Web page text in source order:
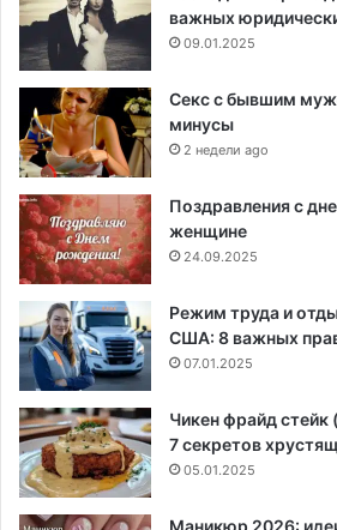
важных
09.01.2025
Секс с бывшим
минусы
2 недели ago
Поздравления с
женщине
24.09.2025
Режим труда и
США: 8 важных
07.01.2025
Чикен фрайд стейк
7 секретов
05.01.2025
Маникюр 2026: